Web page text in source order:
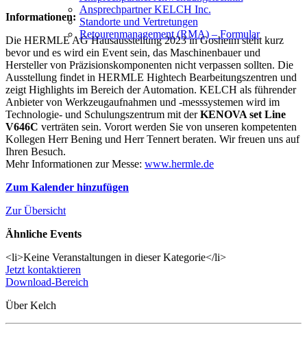
Ansprechpartner KELCH Inc.
Standorte und Vertretungen
Retourenmanagement (RMA) – Formular
Informationen:
Die HERMLE AG Hausausstellung 2023 in Gosheim steht kurz
bevor und es wird ein Event sein, das Maschinenbauer und
Hersteller von Präzisionskomponenten nicht verpassen sollten. Die
Ausstellung findet in HERMLE Hightech Bearbeitungszentren und
zeigt Highlights im Bereich der Automation. KELCH als führender
Anbieter von Werkzeugaufnahmen und -messsystemen wird im
Technologie- und Schulungszentrum mit derKENOVA set Line
V646C verträten sein. Vorort werden Sie von unseren kompetenten
Kollegen Herr Bening und Herr Tennert beraten. Wir freuen uns auf
Ihren Besuch.
Mehr Informationen zur Messe: www.hermle.de
Zum Kalender hinzufügen
Zur Übersicht
Ähnliche Events
<li>Keine Veranstaltungen in dieser Kategorie</li>
Jetzt kontaktieren
Download-Bereich
Über Kelch